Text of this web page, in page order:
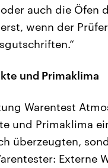
auch die Öfen
wenn der
und Primaklima
Warentest
und Primaklima
überzeugten,
Externe